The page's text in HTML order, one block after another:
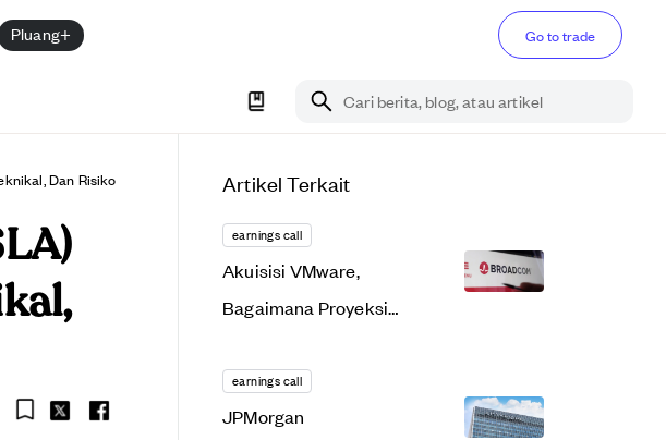
Pluang+ Go to trade
Cari berita, blog, atau artikel
Dan Risiko Artikel Terkait
earnings call
Akuisisi VMware,
Bagaimana Proyeksi
Inc (AVGO)?
earnings call
JPMorgan